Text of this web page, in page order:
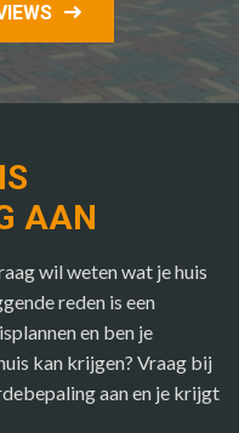
AAN
wil weten wat je huis
reden is een
en ben je
kan krijgen? Vraag bij
aan en je krijgt